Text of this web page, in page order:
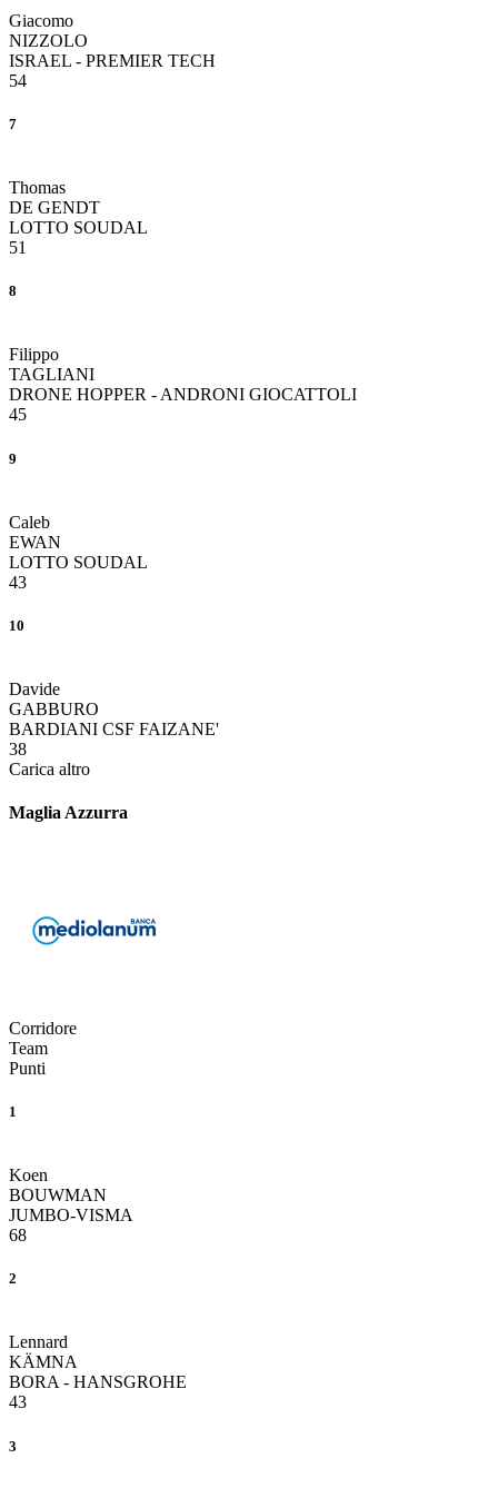
Giacomo
NIZZOLO
ISRAEL - PREMIER TECH
54
7
Thomas
DE GENDT
LOTTO SOUDAL
51
8
Filippo
TAGLIANI
DRONE HOPPER - ANDRONI GIOCATTOLI
45
9
Caleb
EWAN
LOTTO SOUDAL
43
10
Davide
GABBURO
BARDIANI CSF FAIZANE'
38
Carica altro
Maglia Azzurra
Corridore
Team
Punti
1
Koen
BOUWMAN
JUMBO-VISMA
68
2
Lennard
KÄMNA
BORA - HANSGROHE
43
3